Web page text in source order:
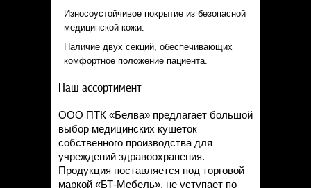
Износоустойчивое покрытие из безопасной
медицинской кожи.
Наличие двух секций, обеспечивающих
комфортное положение пациента.
Наш ассортимент
ООО ПТК «Белва» предлагает большой
выбор медицинских кушеток
собственного производства для
учреждений здравоохранения.
Продукция поставляется под торговой
маркой «БТ-Мебель», не уступает по